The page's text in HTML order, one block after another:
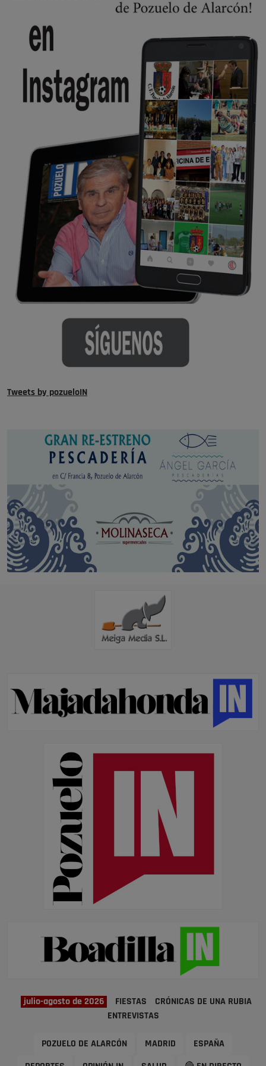
Y ese quien es, apenas se ven patrullas en la estación, como si se van
Pozuelo de Alarcón
🔴 EXCLUSIVA | El comisario de la …
Tweets by pozueloIN
julio-agosto de 2026 FIESTAS
CRÓNICAS DE UNA RUBIA
ENTREVISTAS
POZUELO DE ALARCÓN MADRID ESPAÑA